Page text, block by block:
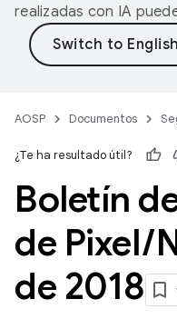
realizadas con IA
AOSP Documentos
¿Te ha resultado útil?
Boletín
de Pixel/
de 2018